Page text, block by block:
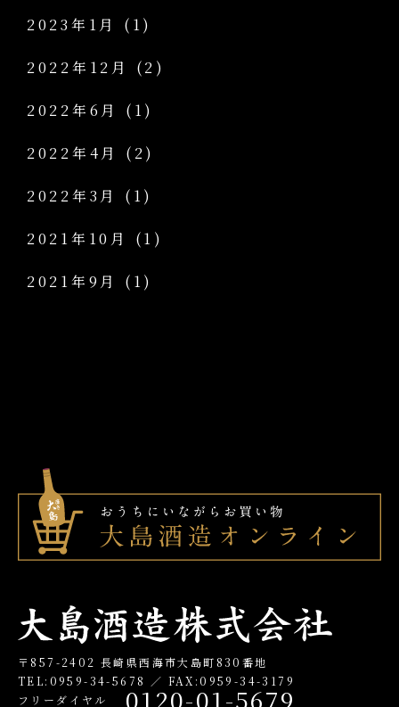
2023年1月 (1)
2022年12月 (2)
2022年6月 (1)
2022年4月 (2)
2022年3月 (1)
2021年10月 (1)
2021年9月 (1)
〒857-2402 長崎県西海市大島町830番地
TEL:0959-34-5678 ／ FAX:0959-34-3179
フリーダイヤル
0120-01-5679